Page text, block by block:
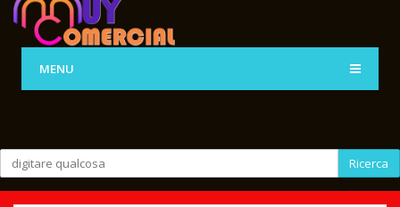
MENU
Ricerca